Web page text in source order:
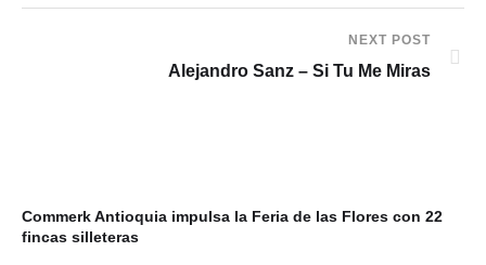
NEXT POST
Alejandro Sanz – Si Tu Me Miras
Commerk Antioquia impulsa la Feria de las Flores con 22
fincas silleteras